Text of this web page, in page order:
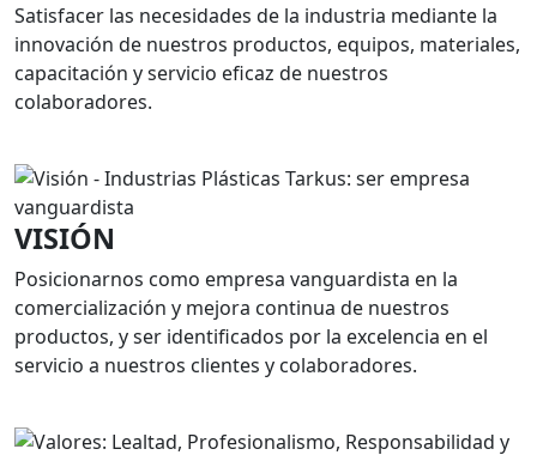
Satisfacer las necesidades de la industria mediante la
innovación de nuestros productos, equipos, materiales,
capacitación y servicio eficaz de nuestros
colaboradores.
VISIÓN
Posicionarnos como empresa vanguardista en la
comercialización y mejora continua de nuestros
productos, y ser identificados por la excelencia en el
servicio a nuestros clientes y colaboradores.